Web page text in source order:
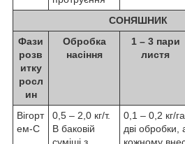
СОНЯШНИК
Фази
розв
итку
росл
ин
Обробка
насіння
1 – 3 пари
листя
Вігорт
ем-С
0,5 – 2,0 кг/т.
В баковій
суміші з
0,1 – 0,2 кг/
дві
кожному